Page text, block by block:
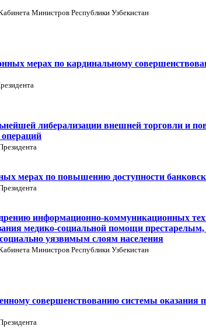
Министров Республики Узбекистан
мерах по кардинальному
либерализации внешней торговли и
мерах по повышению доступности
информационно-коммуникационных
медико-социальной помощи
уязвимым слоям населения
Министров Республики Узбекистан
совершенствованию системы оказания